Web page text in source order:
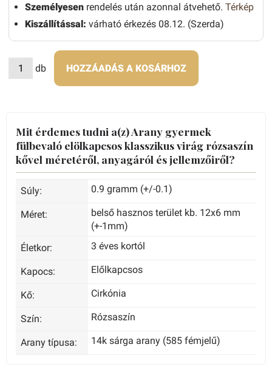
Személyesen rendelés után azonnal átvehető. Térkép
Kiszállítással: várható érkezés 08.12. (Szerda)
db HOZZÁADÁS A KOSÁRHOZ
Mit érdemes tudni a(z) Arany gyermek
fülbevaló elölkapcsos klasszikus virág rózsaszín
kővel méretéről, anyagáról és jellemzőiről?
Súly: 0.9 gramm (+/-0.1)
Méret:
belső hasznos terület kb. 12x6 mm
(+-1mm)
Életkor:
3 éves kortól
Kapocs: Előlkapcsos
Kő: Cirkónia
Szín: Rózsaszín
Arany típusa: 14k sárga arany (585 fémjelű)